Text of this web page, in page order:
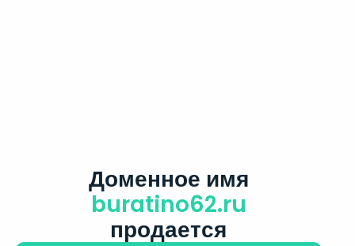
Доменное имя
buratino62.ru
продается